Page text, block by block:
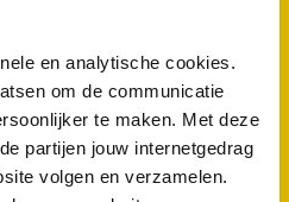
en analytische cookies.
om de communicatie
te maken. Met deze
partijen jouw internetgedrag
volgen en verzamelen.
van uw WC
bij een verstopte wc of afvoer?